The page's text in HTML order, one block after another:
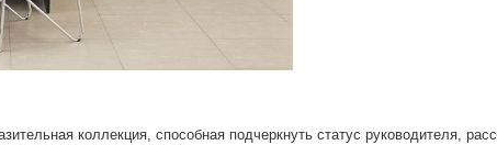
коллекция, способная подчеркнуть статус руководителя,